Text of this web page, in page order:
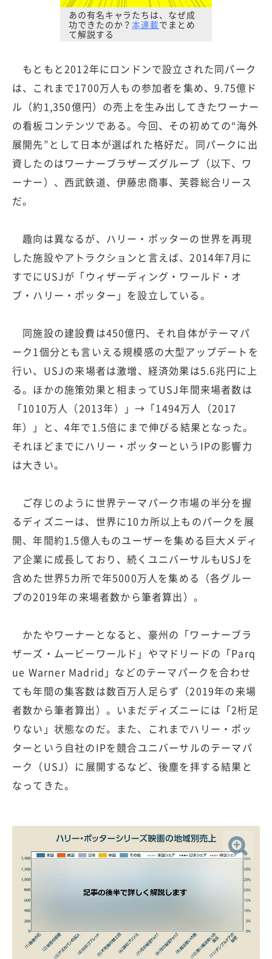
あの有名キャラたちは、なぜ成
功できたのか？本連載でまとめ
て解説する
もともと2012年にロンドンで設立された同パーク
は、これまで1700万人もの参加者を集め、9.75億ド
ル（約1,350億円）の売上を生み出してきたワーナー
の看板コンテンツである。今回、その初めての“海外
展開先”として日本が選ばれた格好だ。同パークに出
資したのはワーナーブラザーズグループ（以下、ワ
ーナー）、西武鉄道、伊藤忠商事、芙蓉総合リース
だ。
趣向は異なるが、ハリー・ポッターの世界を再現
した施設やアトラクションと言えば、2014年7月に
すでにUSJが「ウィザーディング・ワールド・オ
ブ・ハリー・ポッター」を設立している。
同施設の建設費は450億円、それ自体がテーマパ
ーク1個分とも言いえる規模感の大型アップデートを
行い、USJの来場者は激増、経済効果は5.6兆円に上
る。ほかの施策効果と相まってUSJ年間来場者数は
「1010万人（2013年）」→「1494万人（2017
年）」と、4年で1.5倍にまで伸びる結果となった。
それほどまでにハリー・ポッターというIPの影響力
は大きい。
ご存じのように世界テーマパーク市場の半分を握
るディズニーは、世界に10カ所以上ものパークを展
開、年間約1.5億人ものユーザーを集める巨大メディ
ア企業に成長しており、続くユニバーサルもUSJを
含めた世界5カ所で年5000万人を集める（各グルー
プの2019年の来場者数から筆者算出）。
かたやワーナーとなると、豪州の「ワーナーブラ
ザーズ・ムービーワールド」やマドリードの「Parq
ue Warner Madrid」などのテーマパークを合わせ
ても年間の集客数は数百万人足らず（2019年の来場
者数から筆者算出）。いまだディズニーには「2桁足
りない」状態なのだ。また、これまでハリー・ポッ
ターという自社のIPを競合ユニバーサルのテーマパ
ーク（USJ）に展開するなど、後塵を拝する結果と
なってきた。